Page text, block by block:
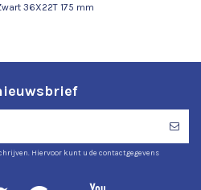
36X22T 175 mm
Hiervoor kunt u de contactgegevens